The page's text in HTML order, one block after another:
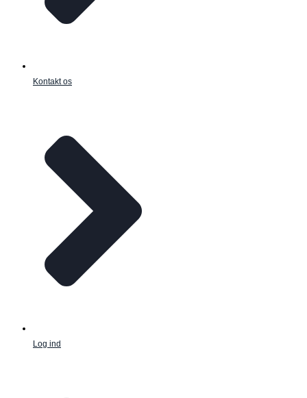
Kontakt os
Log ind